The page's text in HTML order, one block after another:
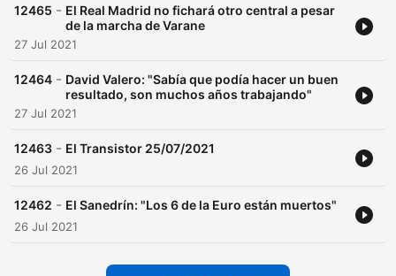
12465 - El Real Madrid no fichará otro central a pesar
de la marcha de Varane
27 Jul 2021
12464 - David Valero: "Sabía que podía hacer un buen
resultado, son muchos años trabajando"
27 Jul 2021
12463 - El Transistor 25/07/2021
26 Jul 2021
12462 - El Sanedrín: "Los 6 de la Euro están muertos"
26 Jul 2021